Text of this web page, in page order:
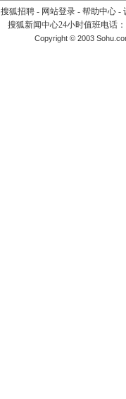
搜狐招聘 - 网站登录 - 帮助中心 -
搜狐新闻中心24小时值班电话
Copyright © 2003